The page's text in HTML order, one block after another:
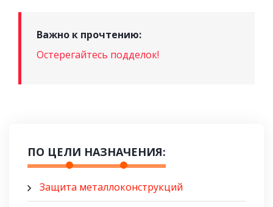
Важно к прочтению:
Остерегайтесь подделок!
ПО ЦЕЛИ НАЗНАЧЕНИЯ:
Защита металлоконструкций